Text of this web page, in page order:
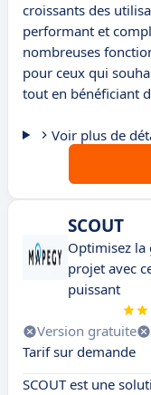
croissants des
performant et
nombreuses
pour ceux qui
tout en bénéficiant
Voir plus de
SCOUT
Optimisez la
projet avec
puissant
Version gratuite
Tarif sur demande
SCOUT est une